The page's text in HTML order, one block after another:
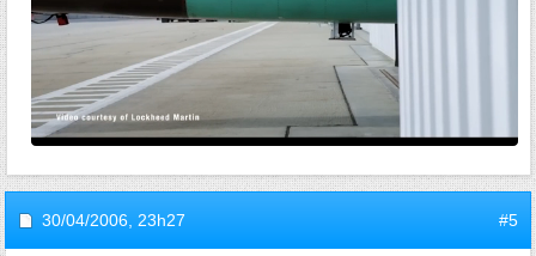
30/04/2006, 23h27 #5